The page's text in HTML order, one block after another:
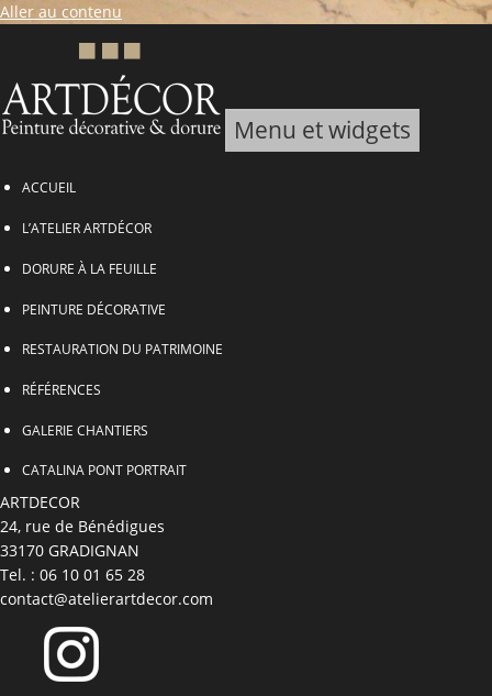
Aller au contenu
Menu et widgets
ACCUEIL
L’ATELIER ARTDÉCOR
DORURE À LA FEUILLE
PEINTURE DÉCORATIVE
RESTAURATION DU PATRIMOINE
RÉFÉRENCES
GALERIE CHANTIERS
CATALINA PONT PORTRAIT
ARTDECOR
24, rue de Bénédigues
33170 GRADIGNAN
Tel. : 06 10 01 65 28
contact@atelierartdecor.com